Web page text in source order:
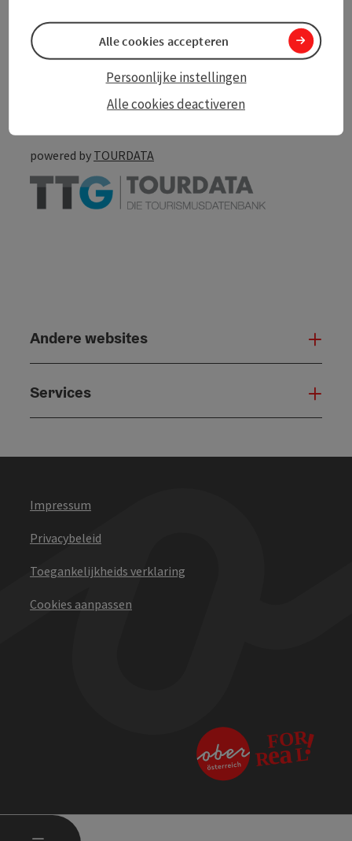
PDF aanmaken
Bijdrage printen
In de buurt
powered by TOURDATA
Andere websites
Services
Impressum
Privacybeleid
Toegankelijkheids verklaring
Cookies aanpassen
Alle cookies deactiveren
Persoonlijke instellingen
Alle cookies accepteren